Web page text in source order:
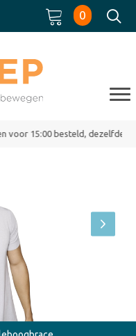
0
dezelfde dag verzonden